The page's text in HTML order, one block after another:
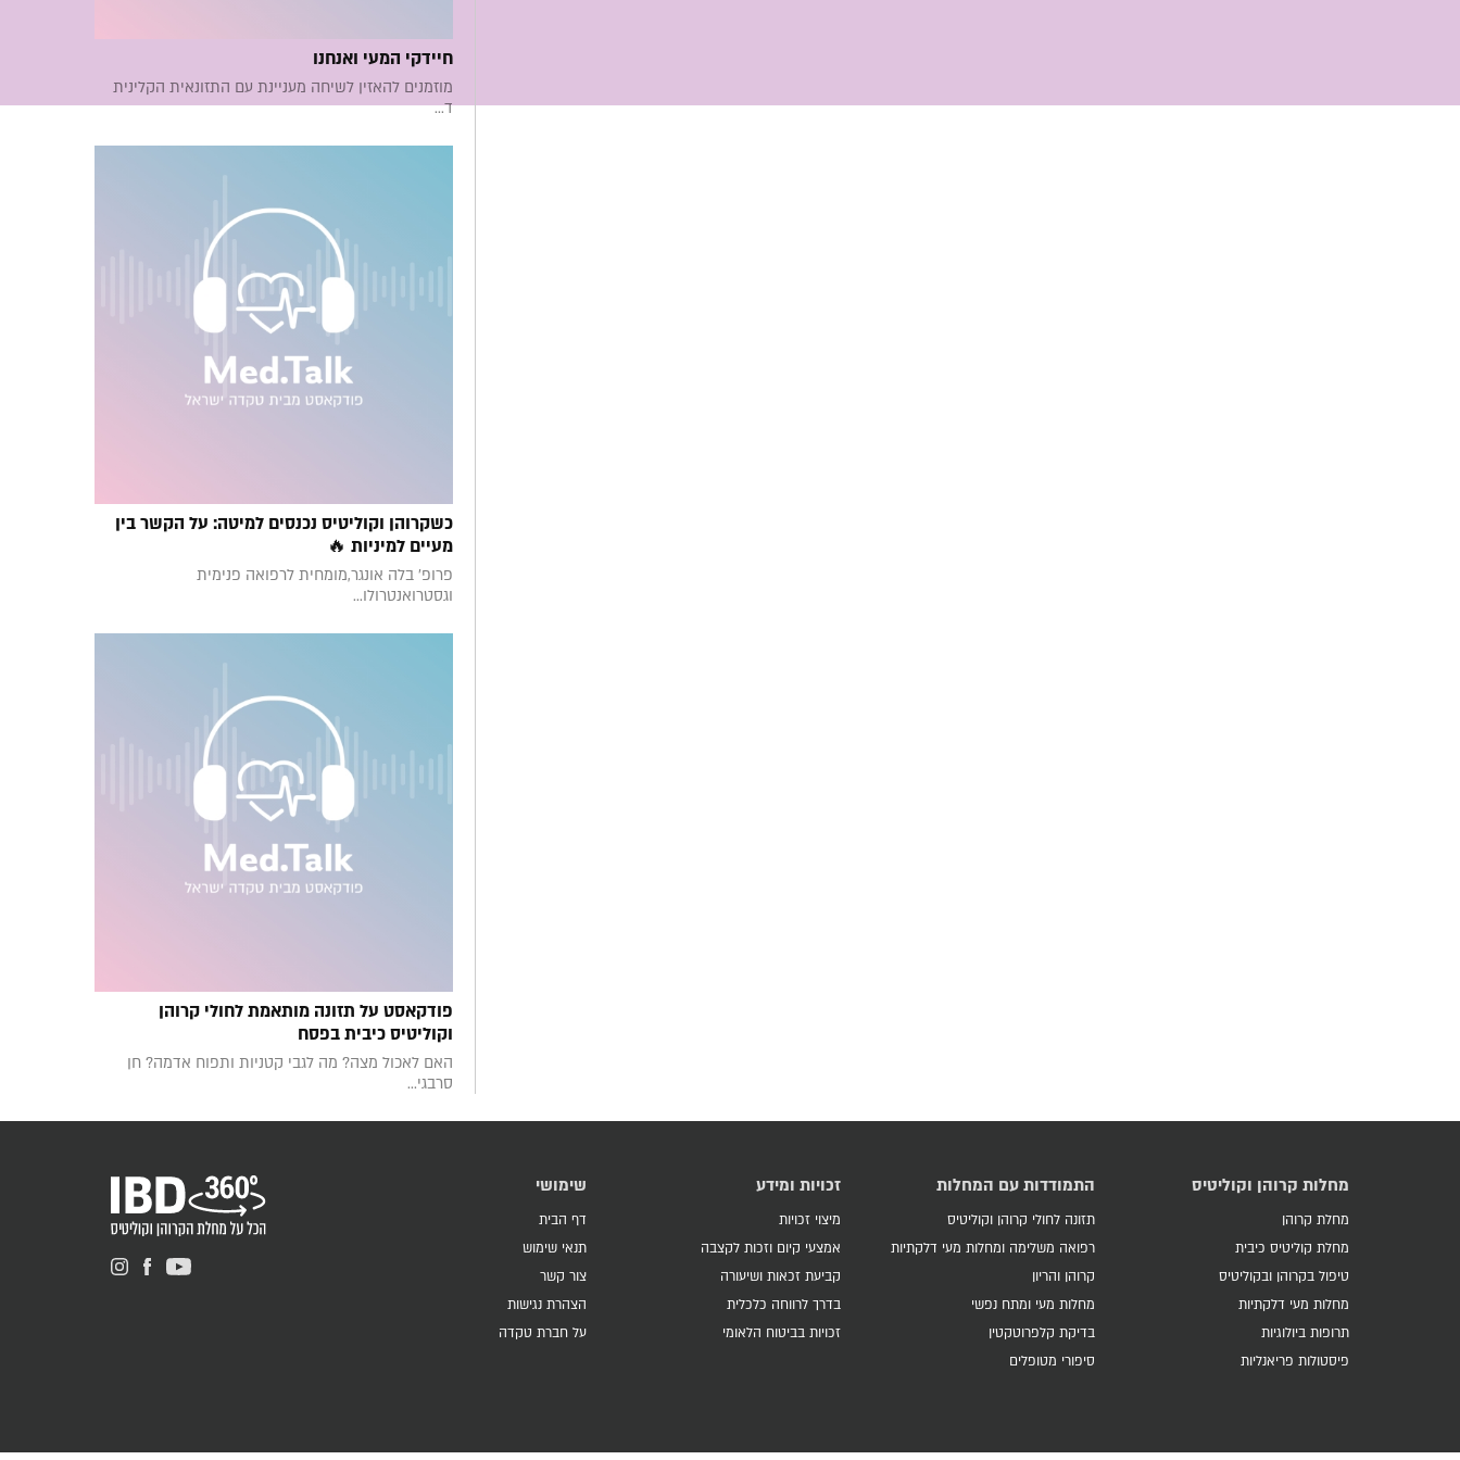
חיידקי המעי ואנחנו
מוזמנים להאזין לשיחה מעניינת עם התזונאית הקלינית
ד...
כשקרוהן וקוליטיס נכנסים למיטה: על הקשר בין
מעיים למיניות 🔥
פרופ' בלה אונגר,מומחית לרפואה פנימית
וגסטרואנטרולו...
פודקאסט על תזונה מותאמת לחולי קרוהן
וקוליטיס כיבית בפסח
האם לאכול מצה? מה לגבי קטניות ותפוח אדמה? חן
סרבגי...
מחלות קרוהן וקוליטיס
מחלת קרוהן
מחלת קוליטיס כיבית
טיפול בקרוהן ובקוליטיס
מחלות מעי דלקתיות
תרופות ביולוגיות
פיסטולות פריאנליות
התמודדות עם המחלות
תזונה לחולי קרוהן וקוליטיס
רפואה משלימה ומחלות מעי דלקתיות
קרוהן והריון
מחלות מעי ומתח נפשי
בדיקת קלפרוטקטין
סיפורי מטופלים
זכויות ומידע
מיצוי זכויות
אמצעי קיום וזכות לקצבה
קביעת זכאות ושיעורה
בדרך לרווחה כלכלית
זכויות בביטוח הלאומי
שימושי
דף הבית
תנאי שימוש
צור קשר
הצהרת נגישות
על חברת טקדה